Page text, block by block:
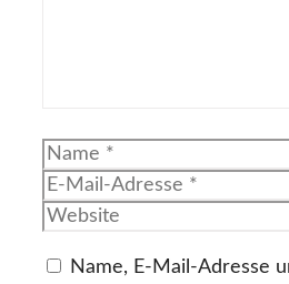
Name
Name, E-Mail-Adresse